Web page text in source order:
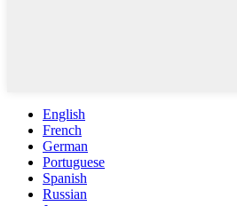
English
French
German
Portuguese
Spanish
Russian